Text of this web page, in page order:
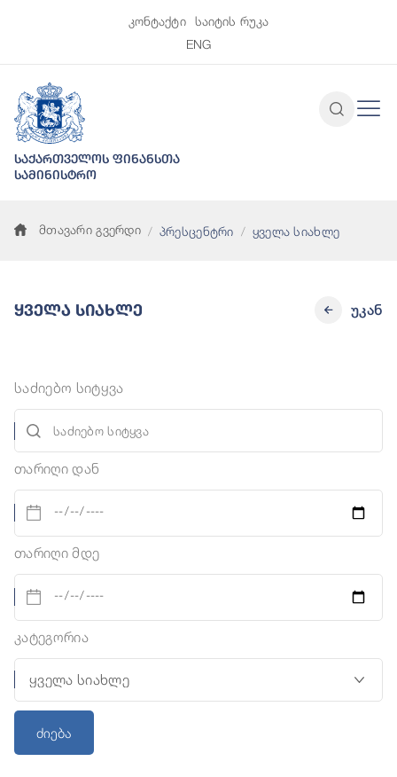
კონტაქტი
საიტის რუკა
ENG
საქართველოს ფინანსთა
სამინისტრო
მთავარი გვერდი პრესცენტრი ყველა სიახლე
Ყველა Სიახლე უკან
საძიებო სიტყვა
თარიღი დან
თარიღი მდე
კატეგორია
ძიება